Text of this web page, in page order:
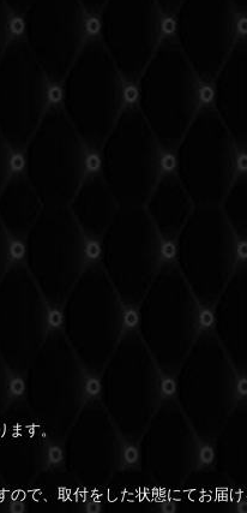
す。
ので、取付をした状態にてお届